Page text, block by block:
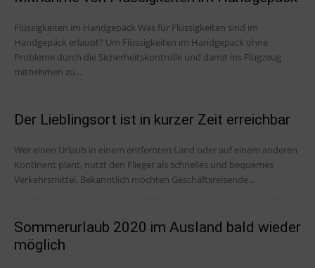
Flüssigkeiten im Handgepäck Was für Flüssigkeiten sind im
Handgepäck erlaubt? Um Flüssigkeiten im Handgepäck ohne
Probleme durch die Sicherheitskontrolle und damit ins Flugzeug
mitnehmen zu...
Der Lieblingsort ist in kurzer Zeit erreichbar
Wer einen Urlaub in einem entfernten Land oder auf einem anderen
Kontinent plant, nutzt den Flieger als schnelles und bequemes
Verkehrsmittel. Bekanntlich möchten Geschäftsreisende...
Sommerurlaub 2020 im Ausland bald wieder
möglich